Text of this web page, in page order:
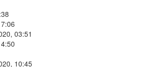
03:51
10:45